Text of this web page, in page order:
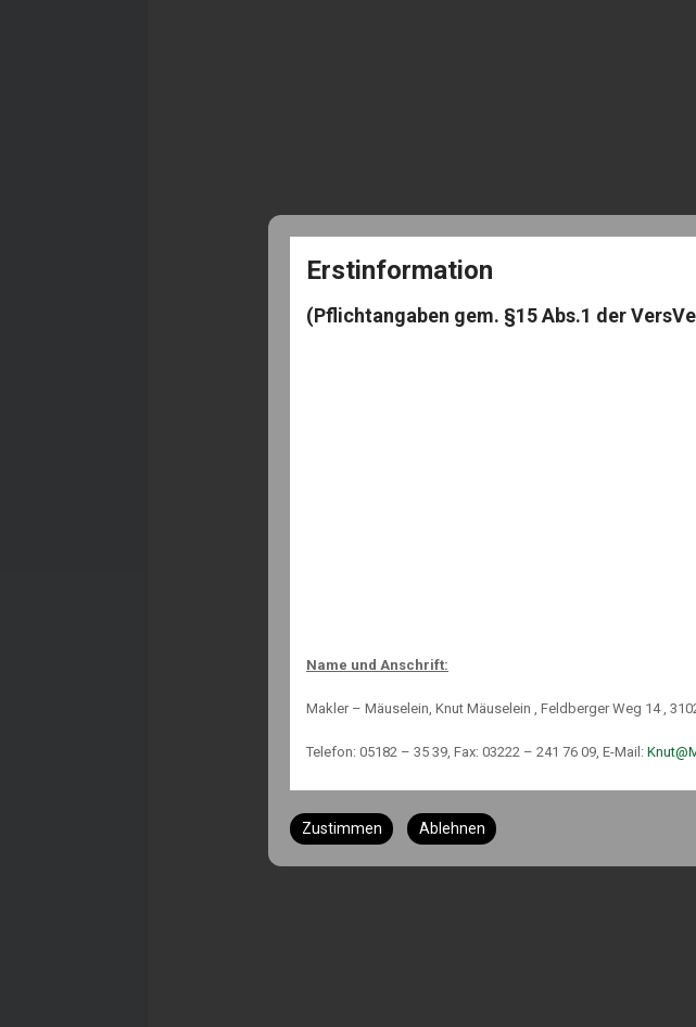
Erstinformation
(Pflichtangaben gem. §15 Abs.1 der
Name und Anschrift:
Makler – Mäuselein, Knut Mäuselein , Feldberger Weg 14 ,
Telefon: 05182 – 35 39, Fax: 03222 – 241 76 09, E-Mail:
Status:
Immobilienmakler nach § 34 c GewO
Zustimmen Ablehnen